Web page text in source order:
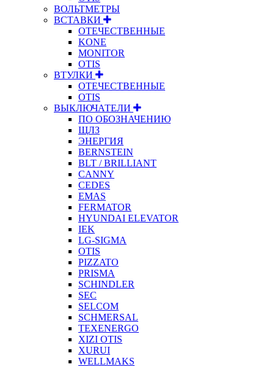
ВОЛЬТМЕТРЫ
ВСТАВКИ
ОТЕЧЕСТВЕННЫЕ
KONE
MONITOR
OTIS
ВТУЛКИ
ОТЕЧЕСТВЕННЫЕ
OTIS
ВЫКЛЮЧАТЕЛИ
ПО ОБОЗНАЧЕНИЮ
ЩЛЗ
ЭНЕРГИЯ
BERNSTEIN
BLT / BRILLIANT
CANNY
CEDES
EMAS
FERMATOR
HYUNDAI ELEVATOR
IEK
LG-SIGMA
OTIS
PIZZATO
PRISMA
SCHINDLER
SEC
SELCOM
SCHMERSAL
TEXENERGO
XIZI OTIS
XURUI
WELLMAKS